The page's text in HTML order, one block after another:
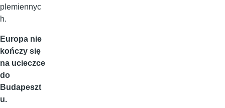
plemiennyc
h.
Europa nie
kończy się
na ucieczce
do
Budapeszt
u.